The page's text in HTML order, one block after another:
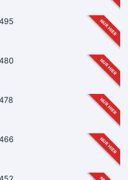
NUR HIER
NUR HIER
NUR HIER
NUR HIER